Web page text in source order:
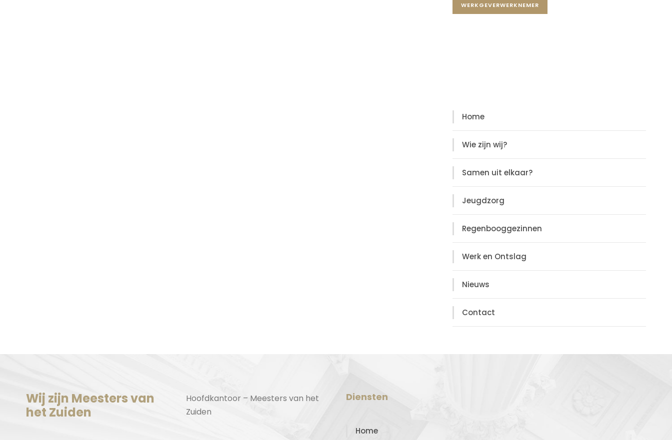
WERKGEVERWERKNEMER
Home
Wie zijn wij?
Samen uit elkaar?
Jeugdzorg
Regenbooggezinnen
Werk en Ontslag
Nieuws
Contact
Wij zijn Meesters van
het Zuiden
Hoofdkantoor – Meesters van het
Zuiden
Diensten
Home